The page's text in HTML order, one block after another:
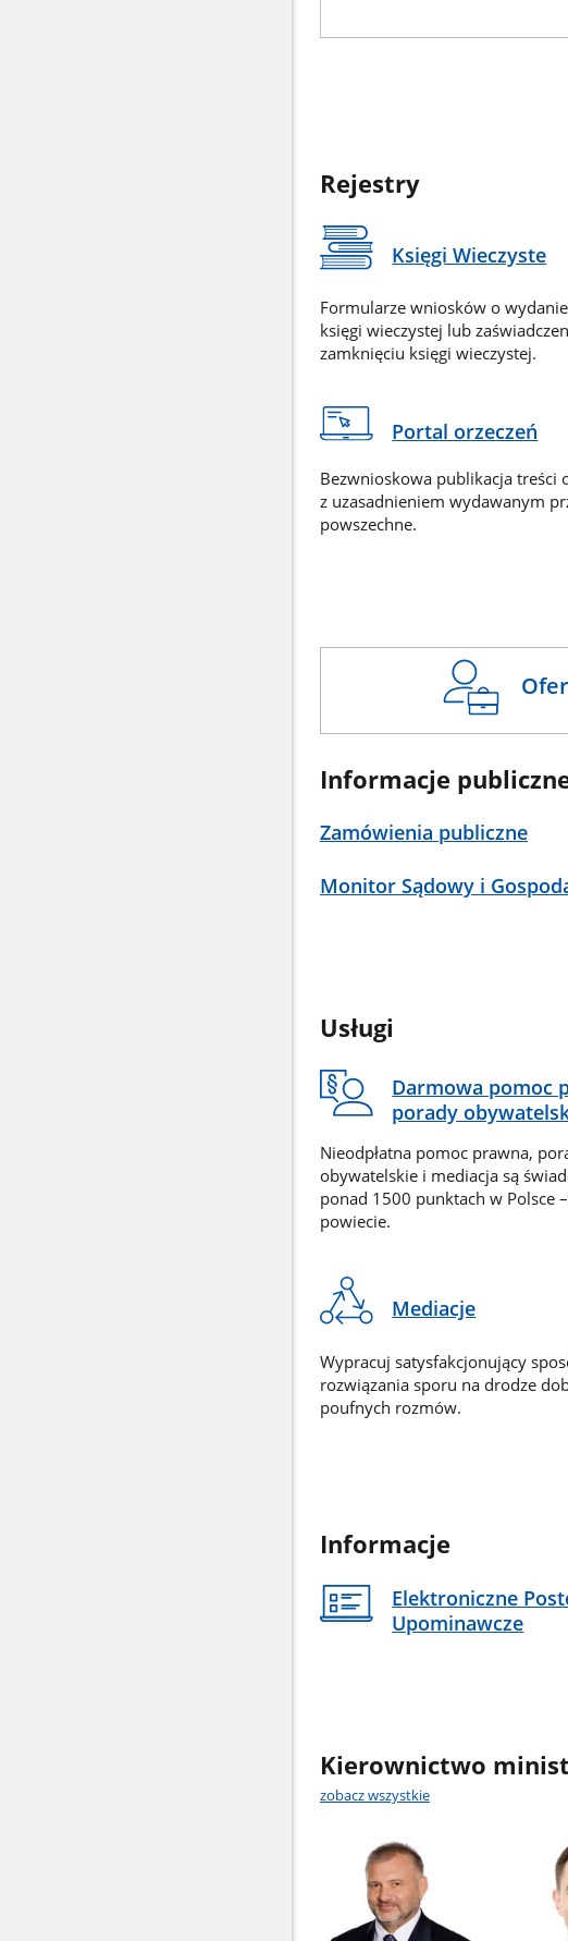
Rejestry
Księgi Wieczyste
Formularze wniosków o
księgi wieczystej lub
zamknięciu księgi wieczystej.
Portal orzeczeń
Bezwnioskowa publikacja treści
z uzasadnieniem wydawanym
powszechne.
Informacje
Zamówienia publiczne
Monitor Sądowy i
Usługi
Darmowa pomoc
porady
Nieodpłatna pomoc prawna,
obywatelskie i mediacja są
ponad 1500 punktach w Polsce
powiecie.
Mediacje
Wypracuj satysfakcjonujący
rozwiązania sporu na drodze
poufnych rozmów.
Informacje
Elektroniczne
Upominawcze
Kierownictwo
zobacz wszystkie